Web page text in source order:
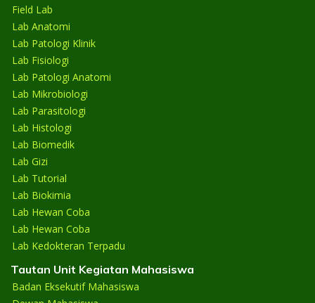
Field Lab
Lab Anatomi
Lab Patologi Klinik
Lab Fisiologi
Lab Patologi Anatomi
Lab Mikrobiologi
Lab Parasitologi
Lab Histologi
Lab Biomedik
Lab Gizi
Lab Tutorial
Lab Biokimia
Lab Hewan Coba
Lab Hewan Coba
Lab Kedokteran Terpadu
Tautan Unit Kegiatan Mahasiswa
Badan Eksekutif Mahasiswa